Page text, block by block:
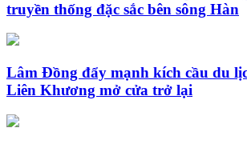
truyền thống đặc sắc bên sông Hàn
Lâm Đồng đẩy mạnh kích cầu du
Liên Khương mở cửa trở lại